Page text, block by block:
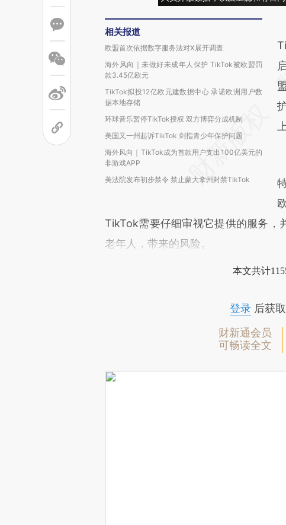
相关报道
欧盟首次依据数字服务法对X展开调查
海外风向｜未做好未成年人保护 TikTok被欧盟罚
款3.45亿欧元
TikTok拟投12亿欧元建数据中心 承诺欧洲用户数
据本地存储
环球音乐暂停TikTok授权 双方博弈分成机制
美国又一州起诉TikTok 剑指青少年保护问题
海外风向｜TikTok成为首款用户支出100亿美元的
非游戏APP
美法院发布初步禁令 禁止蒙大拿州封禁TikTok
TikTok需要仔细审视它提供的服务
老年人，带来的风险。
本文共计
登录后获取
财新通会员
可畅读全文